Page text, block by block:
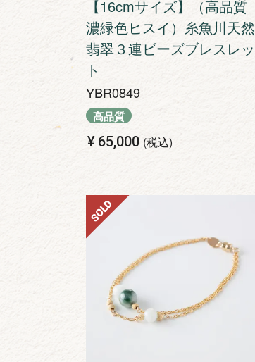
【16cmサイズ】（高品質
濃緑色ヒスイ）糸魚川天然
翡翠３連ビーズブレスレッ
ト
YBR0849
高品質
¥ 65,000 税込
SOLD